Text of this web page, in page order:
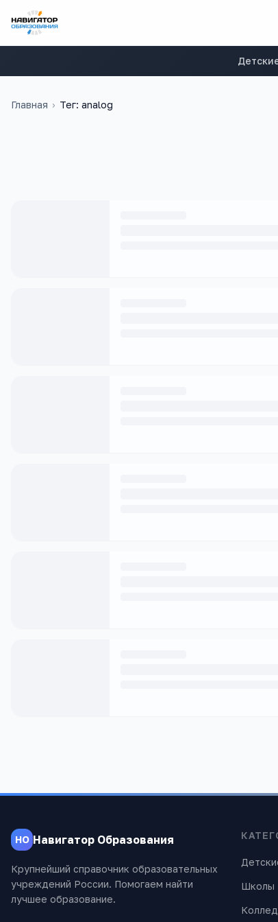
Главная › Тег: analog
НО Навигатор Образования
Крупнейший справочник образовательных
учреждений России. Помогаем найти
лучшее образование.
Школы